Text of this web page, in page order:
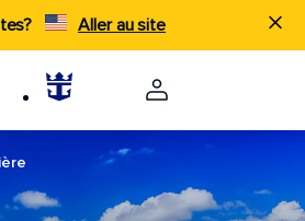
Aller au site